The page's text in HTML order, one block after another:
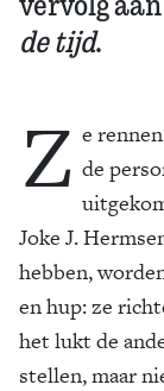
de tijd.
Z e
de
Joke J.
hebben,
en hup: ze
het lukt de
stellen, maar